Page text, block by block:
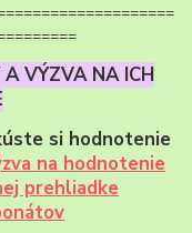
VÝZVA NA ICH
si hodnotenie
na hodnotenie
prehliadke